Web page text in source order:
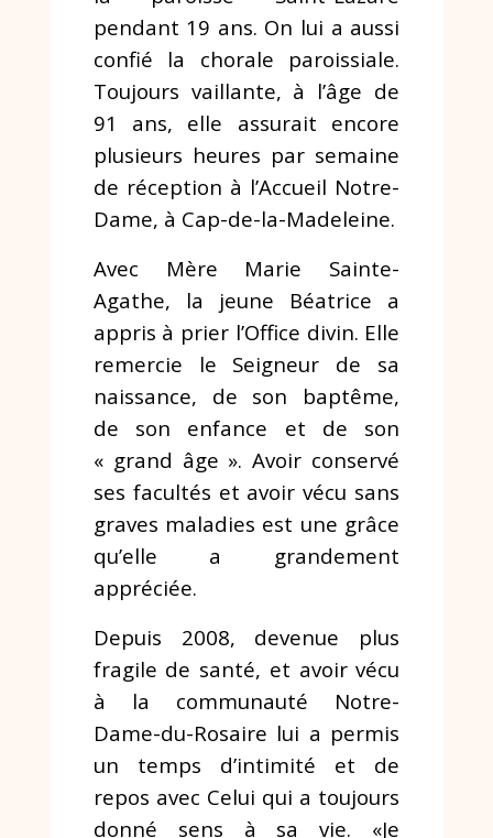
pendant 19 ans. On lui a aussi
confié la chorale paroissiale.
Toujours vaillante, à l’âge de
91 ans, elle assurait encore
plusieurs heures par semaine
de réception à l’Accueil Notre-
Dame, à Cap-de-la-Madeleine.
Avec Mère Marie Sainte-
Agathe, la jeune Béatrice a
appris à prier l’Office divin. Elle
remercie le Seigneur de sa
naissance, de son baptême,
de son enfance et de son
« grand âge ». Avoir conservé
ses facultés et avoir vécu sans
graves maladies est une grâce
qu’elle a grandement
appréciée.
Depuis 2008, devenue plus
fragile de santé, et avoir vécu
à la communauté Notre-
Dame-du-Rosaire lui a permis
un temps d’intimité et de
repos avec Celui qui a toujours
donné sens à sa vie. «Je